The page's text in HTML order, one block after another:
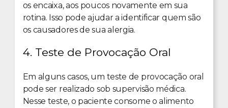
os encaixa, aos poucos novamente em sua
rotina. Isso pode ajudar a identificar quem são
os causadores de sua alergia.
4. Teste de Provocação Oral
Em alguns casos, um teste de provocação oral
pode ser realizado sob supervisão médica.
Nesse teste, o paciente consome o alimento